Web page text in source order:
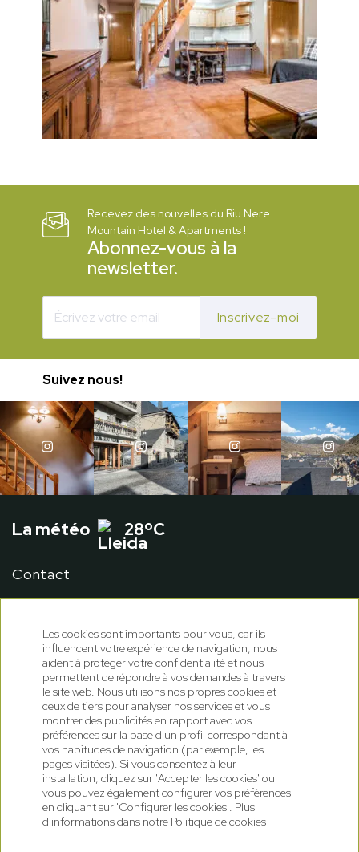
Recevez des nouvelles du Riu Nere
Mountain Hotel & Apartments !
Abonnez-vous à la
newsletter.
Inscrivez-moi
Suivez nous!
La météo 28ºC
Contact
Politique de cookies
Politique de confidentialité
Les cookies sont importants pour vous, car ils
influencent votre expérience de navigation, nous
aident à protéger votre confidentialité et nous
permettent de répondre à vos demandes à travers
le site web. Nous utilisons nos propres cookies et
ceux de tiers pour analyser nos services et vous
montrer des publicités en rapport avec vos
préférences sur la base d'un profil correspondant à
vos habitudes de navigation (par exemple, les
pages visitées). Si vous consentez à leur
installation, cliquez sur 'Accepter les cookies' ou
vous pouvez également configurer vos préférences
en cliquant sur 'Configurer les cookies'. Plus
d'informations dans notre Politique de cookies